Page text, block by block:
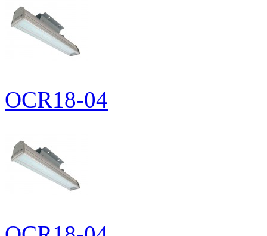
OCR18-04